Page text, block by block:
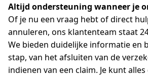
Altijd ondersteuning wanneer je
Of je nu een vraag hebt of direct
annuleren, ons klantenteam staat
We bieden duidelijke informatie en
stap, van het afsluiten van de
indienen van een claim. Je kunt